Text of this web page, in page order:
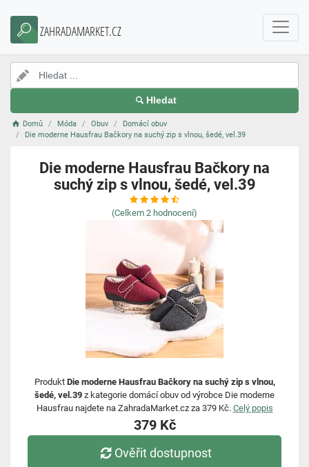
ZAHRADAMARKET.CZ
Hledat
Domů Móda Obuv
Domácí obuv
Die moderne Hausfrau Bačkory na suchý zip s vlnou, šedé, vel.39
Die moderne Hausfrau Bačkory na
suchý zip s vlnou, šedé, vel.39
(Celkem 2 hodnocení)
Produkt Die moderne Hausfrau Bačkory na suchý zip s vlnou,
šedé, vel.39 z kategorie domácí obuv od výrobce Die moderne
Hausfrau najdete na ZahradaMarket.cz za 379 Kč. Celý popis
379 Kč
Ověřit dostupnost